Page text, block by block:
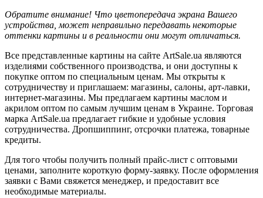
Обратите внимание! Что цветопередача экрана Вашего
устройства, может неправильно передавать некоторые
оттенки картины и в реальности они могут отличаться.
Все представленные картины на сайте ArtSale.ua являются
изделиями собственного производства, и они доступны к
покупке оптом по специальным ценам. Мы открыты к
сотрудничеству и приглашаем: магазины, салоны, арт-лавки,
интернет-магазины. Мы предлагаем картины маслом и
акрилом оптом по самым лучшим ценам в Украине. Торговая
марка ArtSale.ua предлагает гибкие и удобные условия
сотрудничества. Дропшиппинг, отсрочки платежа, товарные
кредиты.
Для того чтобы получить полный прайс-лист с оптовыми
ценами, заполните короткую форму-заявку. После оформления
заявки с Вами свяжется менеджер, и предоставит все
необходимые материалы.